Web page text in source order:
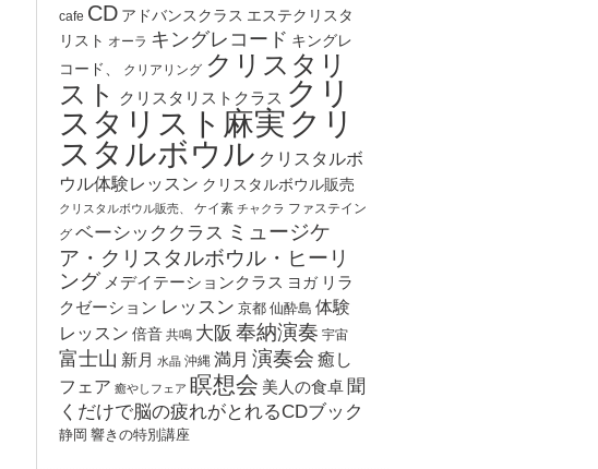
cafe CD アドバンスクラス エステクリスタ
リスト オーラ キングレコード キングレ
コード、
クリアリング クリスタリ
スト
クリスタリストクラス クリ
スタリスト麻実 クリ
スタルボウル クリスタルボ
ウル体験レッスン クリスタルボウル販売
クリスタルボウル販売、 ケイ素 チャクラ ファステイン
グ ベーシッククラス ミュージケ
ア・クリスタルボウル・ヒーリ
ング メデイテーションクラス ヨガ リラ
クゼーション レッスン 京都 仙酔島 体験
レッスン 倍音 共鳴 大阪 奉納演奏 宇宙
富士山 新月 水晶 沖縄 満月 演奏会 癒し
フェア 癒やしフェア 瞑想会 美人の食卓 聞
くだけで脳の疲れがとれるCDブック
静岡 響きの特別講座